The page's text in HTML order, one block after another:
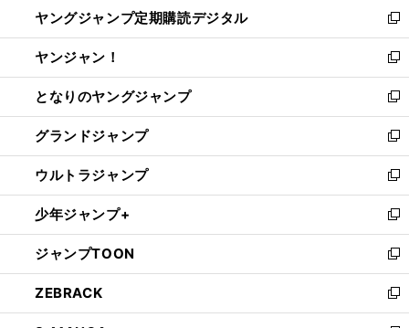
く
で
開
く
ド
ウ
で
開
く
い
ウ
ィ
ン
ド
ウ
で
開
く
ヤングジャンプ定期購読デジタル
新
し
い
ウ
ィ
ン
ド
ウ
で
開
く
ヤンジャン！
新
し
い
ウ
ィ
ン
ド
ウ
で
開
く
となりのヤングジャンプ
新
し
い
ウ
ィ
ン
ド
ウ
で
開
く
グランドジャンプ
新
し
い
ウ
ィ
ン
ド
ウ
で
開
ウルトラジャンプ
新
し
い
ウ
ィ
ン
ド
ウ
少年ジャンプ+
新
し
い
ウ
ィ
ン
ジャンプTOON
新
し
い
ウ
ZEBRACK
新
し